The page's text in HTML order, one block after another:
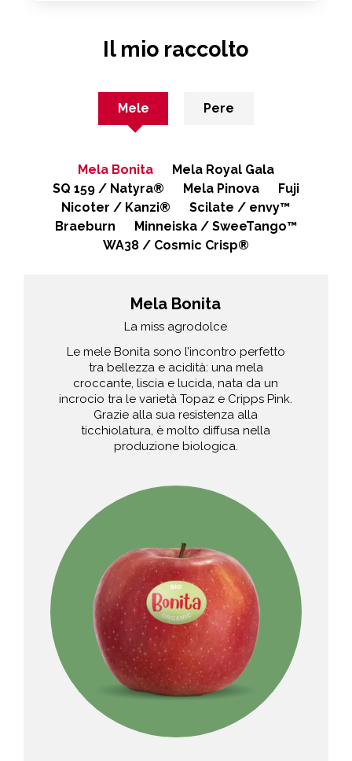
Il mio raccolto
Fuji
Un’esplosione di sapore
Anche se il suo nome evoca il vulcano
giapponese, la Fuji ha un cuore
dolcissimo.
Mela Bonita
La miss agrodolce
Le mele Bonita sono l’incontro perfetto
tra bellezza e acidità: una mela
croccante, liscia e lucida, nata da un
incrocio tra le varietà Topaz e Cripps Pink.
Grazie alla sua resistenza alla
ticchiolatura, è molto diffusa nella
produzione biologica.
Mela Bonita
Mela Royal Gala
SQ 159 / Natyra®
Mela Pinova
Fuji
Nicoter / Kanzi®
Scilate / envy™
Braeburn
Minneiska / SweeTango™
WA38 / Cosmic Crisp®
Mele Pere